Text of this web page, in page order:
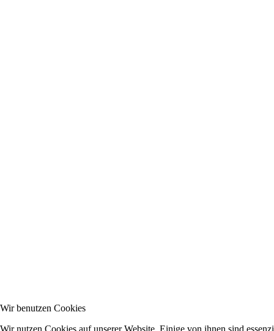
Wir benutzen Cookies
Wir nutzen Cookies auf unserer Website. Einige von ihnen sind